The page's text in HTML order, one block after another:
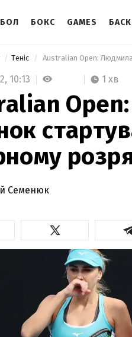
БОКС GAMES
Теніс Australian Open: Людмила
10:13 1 хв
Семенюк